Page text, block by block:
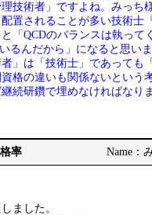
技術者」ですよね。みっち
置されることが多い技術士
「QCDのバランスは執っ
るんだから」になると思い
」は「技術士」であっても
格の違いも関係ないという
続研鑽で埋めなければなり
率 Name：
ました。